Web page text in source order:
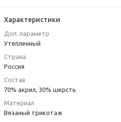
Характеристики
Доп. параметр
Утепленный
Страна
Россия
Состав
70% акрил, 30% шерсть
Материал
Вязаный трикотаж